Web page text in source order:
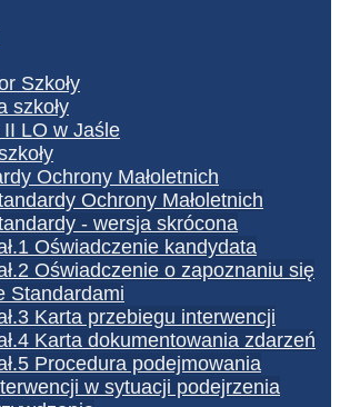
Szkoły
szkoły
II LO w Jaśle
Ochrony Małoletnich
Ochrony Małoletnich
- wersja skrócona
Oświadczenie kandydata
Oświadczenie o zapoznaniu się
Standardami
Karta przebiegu interwencji
Karta dokumentowania zdarzeń
Procedura podejmowania
w sytuacji podejrzenia